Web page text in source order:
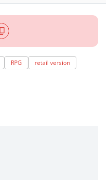
RPG
retail version